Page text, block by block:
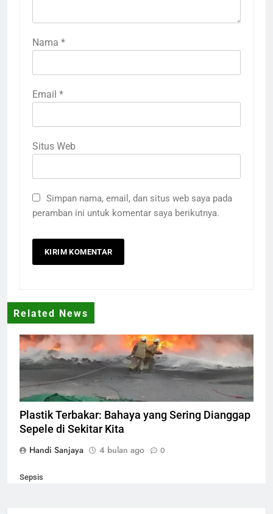
Nama *
Email *
Situs Web
Simpan nama, email, dan situs web saya pada
peramban ini untuk komentar saya berikutnya.
Related News
plastik terbakar
Plastik Terbakar: Bahaya yang Sering Dianggap
Sepele di Sekitar Kita
Handi Sanjaya
4 bulan ago 0
Sepsis